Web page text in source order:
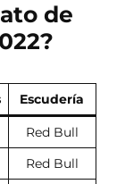
de
Escudería
Red Bull
Red Bull